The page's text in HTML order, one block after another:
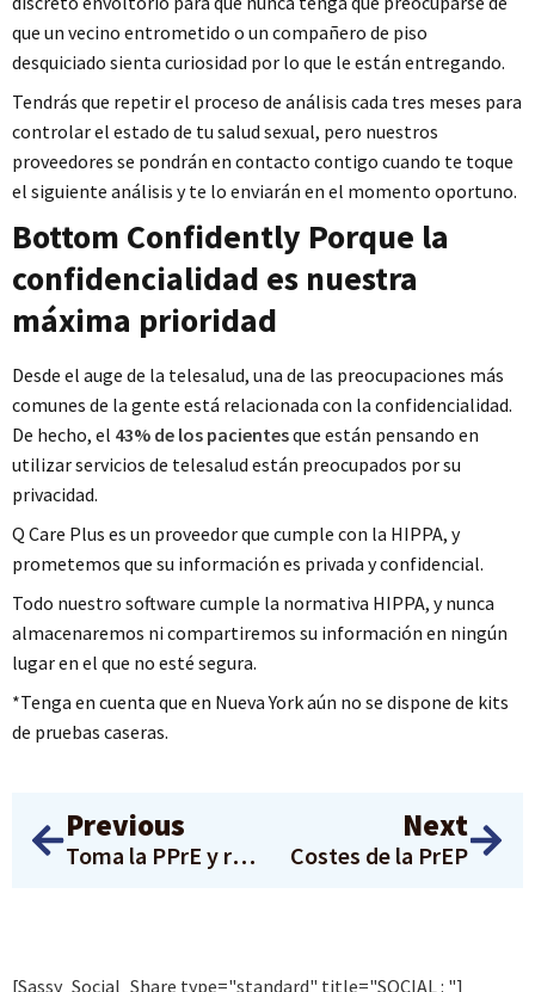
que un vecino entrometido o un compañero de piso
desquiciado sienta curiosidad por lo que le están entregando.
Tendrás que repetir el proceso de análisis cada tres meses para
controlar el estado de tu salud sexual, pero nuestros
proveedores se pondrán en contacto contigo cuando te toque
el siguiente análisis y te lo enviarán en el momento oportuno.
Bottom Confidently Porque la
confidencialidad es nuestra
máxima prioridad
Desde el auge de la telesalud, una de las preocupaciones más
comunes de la gente está relacionada con la confidencialidad.
De hecho, el 43% de los pacientesque están pensando en
utilizar servicios de telesalud están preocupados por su
privacidad.
Q Care Plus es un proveedor que cumple con la HIPPA, y
prometemos que su información es privada y confidencial.
Todo nuestro software cumple la normativa HIPPA, y nunca
almacenaremos ni compartiremos su información en ningún
lugar en el que no esté segura.
*Tenga en cuenta que en Nueva York aún no se dispone de kits
de pruebas caseras.
Previous
Toma la PPrE y retribuye a tu comunidad
Next
Costes de la PrEP
[Sassy_Social_Share type="standard" title="SOCIAL : "]